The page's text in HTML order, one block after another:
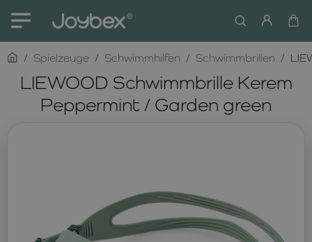
LIEWOOD Schwimmbrille Kerem
Peppermint / Garden green
homeSpielzeuge Schwimmhilfen Schwimmbrillen